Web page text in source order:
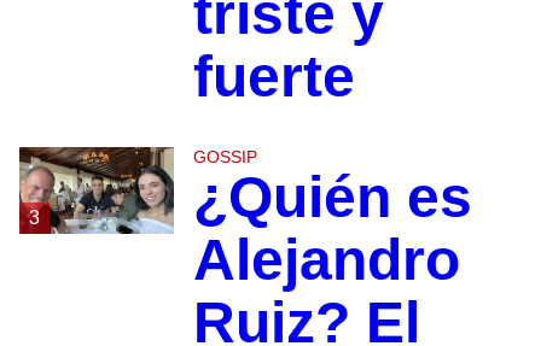
triste y
fuerte
3
GOSSIP
¿Quién es
Alejandro
Ruiz? El